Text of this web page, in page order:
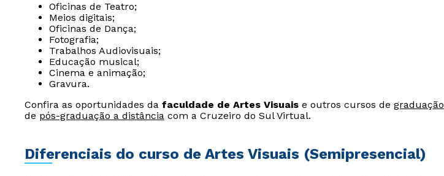
Oficinas de Teatro;
Meios digitais;
Oficinas de Dança;
Fotografia;
Trabalhos Audiovisuais;
Educação musical;
Cinema e animação;
Gravura.
Confira as oportunidades da faculdade de Artes Visuais e outros cursos de graduação
de pós-graduação a distância com a Cruzeiro do Sul Virtual.
Diferenciais do curso de Artes Visuais (Semipresencial)
Rápido e fácil
Rápido e fácil